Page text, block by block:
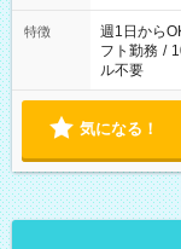
ください！
特徴 週1日から
フト勤務 /
ル不要
気になる！